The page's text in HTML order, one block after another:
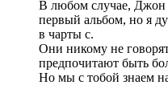
В любом случае, Джон
первый альбом, но я
в чарты с.
Они никому не
предпочитают быть
Но мы с тобой знаем